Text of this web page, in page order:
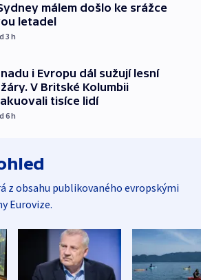
málem došlo ke srážce
letadel
3h
i Evropu dál sužují lesní
V Britské Kolumbii
tisíce lidí
6h
z obsahu publikovaného evropskými
Eurovize.